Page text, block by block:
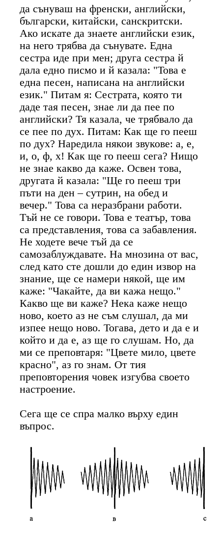
да сънуваш на френски, английски,
български, китайски, санскритски.
Ако искате да знаете английски език,
на него трябва да сънувате. Една
сестра иде при мен; друга сестра й
дала едно писмо и й казала: "Това е
една песен, написана на английски
език." Питам я: Сестрата, която ти
даде тая песен, знае ли да пее по
английски? Тя казала, че трябвало да
се пее по дух. Питам: Как ще го пееш
по дух? Наредила някои звукове: а, е,
и, о, ф, х! Как ще го пееш сега? Нищо
не знае какво да каже. Освен това,
другата й казала: "Ще го пееш три
пъти на ден – сутрин, на обед и
вечер." Това са неразбрани работи.
Тъй не се говори. Това е театър, това
са представления, това са забавления.
Не ходете вече тъй да се
самозаблуждавате. На мнозина от вас,
след като сте дошли до един извор на
знание, ще се намери някой, ще им
каже: "Чакайте, да ви кажа нещо."
Какво ще ви каже? Нека каже нещо
ново, което аз не съм слушал, да ми
изпее нещо ново. Тогава, дето и да е и
който и да е, аз ще го слушам. Но, да
ми се преповтаря: "Цвете мило, цвете
красно", аз го знам. От тия
преповторения човек изгубва своето
настроение.
Сега ще се спра малко върху един
въпрос.